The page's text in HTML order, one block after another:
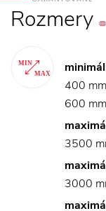
Rozmery
400 mm
600
3500
3000